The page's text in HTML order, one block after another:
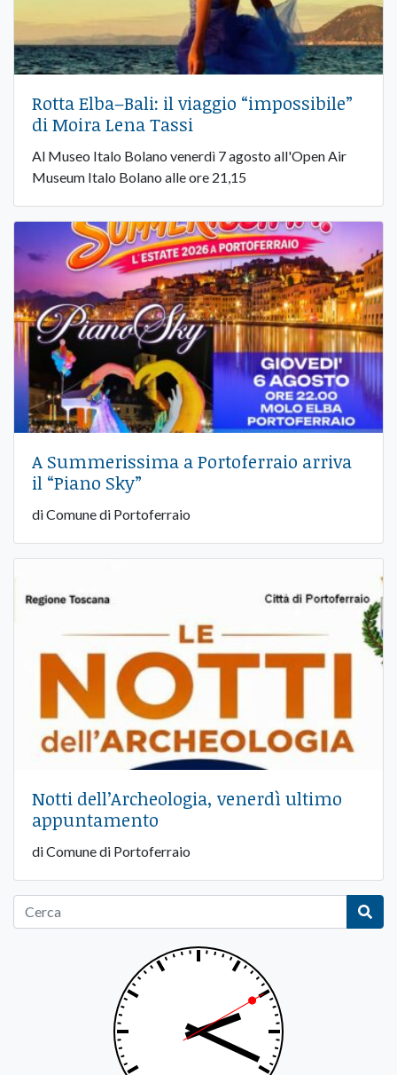
Rotta Elba–Bali: il viaggio “impossibile”
di Moira Lena Tassi
Al Museo Italo Bolano venerdì 7 agosto all'Open Air
Museum Italo Bolano alle ore 21,15
A Summerissima a Portoferraio arriva
il “Piano Sky”
di Comune di Portoferraio
Notti dell’Archeologia, venerdì ultimo
appuntamento
di Comune di Portoferraio